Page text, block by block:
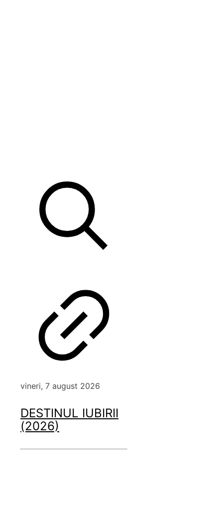
vineri, 7 august 2026
DESTINUL IUBIRII
(2026)